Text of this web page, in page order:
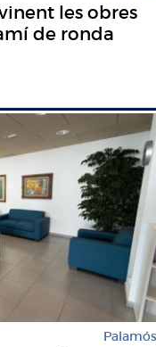
les obres
de ronda
Palamós